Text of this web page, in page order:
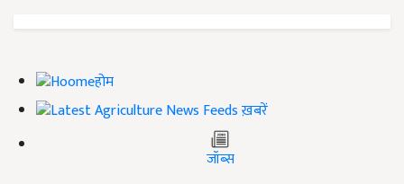
होम
ख़बरें
जॉब्स